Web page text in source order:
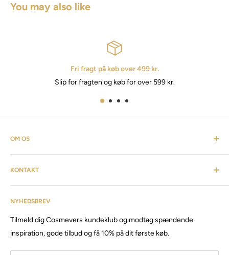
You may also like
Fri fragt på køb over 499 kr.
for fragten og køb for over 599 kr.
OM OS
Cosmevers er et kosmetisk univers. Hvor du som kunde kan
finde alt fra frisørartikler, barberudstyr, personlig pleje,
inventar & listen fortsætter. Cosmevers er etableret i 2020, vi
har siden da solgt produkter og maskiner, til både privat &
Besøg vores store butik / showroom i Brabrand.
NYHEDSBREV
Tilmeld dig Cosmevers kundeklub og modtag spændende
inspiration, gode tilbud og få 10% på dit første køb.
KONTAKT
Kundeservice: tlf:26 20 40 76
CVR: 41 50 56 21